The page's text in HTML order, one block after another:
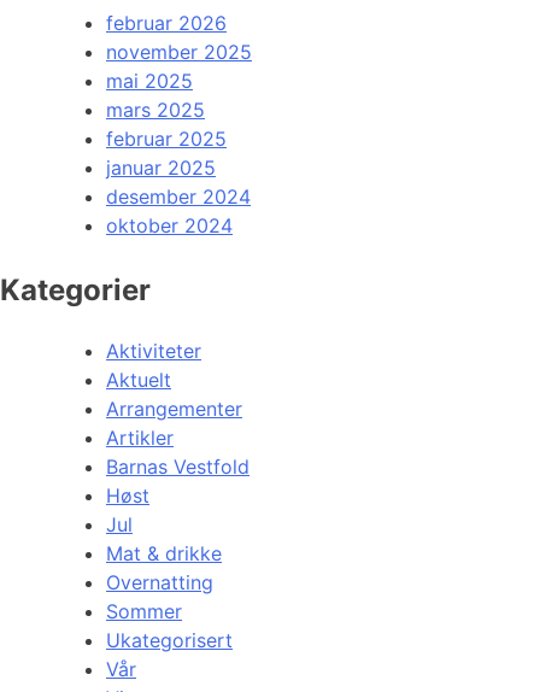
februar 2026
november 2025
mai 2025
mars 2025
februar 2025
januar 2025
desember 2024
oktober 2024
Kategorier
Aktiviteter
Aktuelt
Arrangementer
Artikler
Barnas Vestfold
Høst
Jul
Mat & drikke
Overnatting
Sommer
Ukategorisert
Vår